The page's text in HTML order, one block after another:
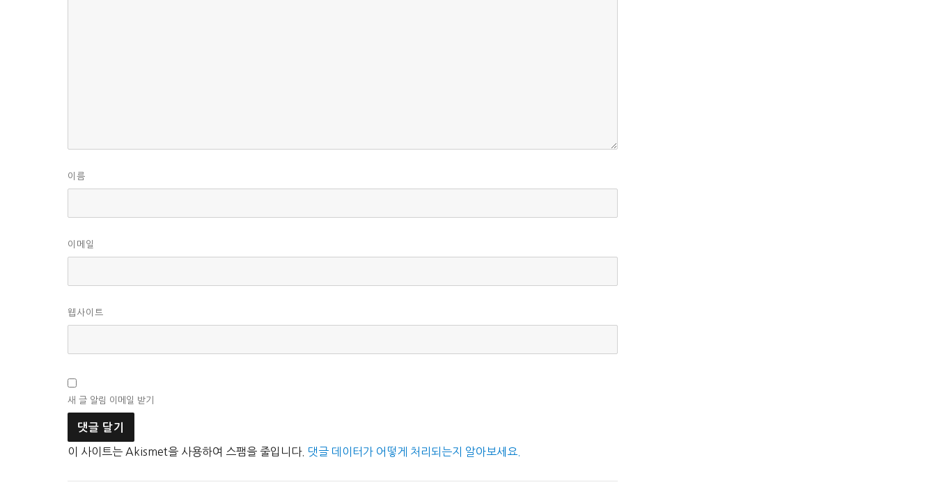
이름
이메일
웹사이트
새 글 알림 이메일 받기
이 사이트는 Akismet을 사용하여 스팸을 줄입니다. 댓글 데이터가 어떻게 처리되는지 알아보세요.